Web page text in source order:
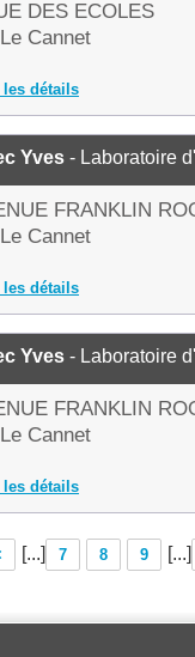
DES ECOLES
Cannet
détails
Yves - Laboratoire
FRANKLIN
Cannet
détails
Yves - Laboratoire
FRANKLIN
Cannet
détails
[...] 7 8 9 [...]